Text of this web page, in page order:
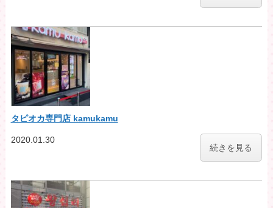
タピオカ専門店 kamukamu
続きを見る
2020.01.30